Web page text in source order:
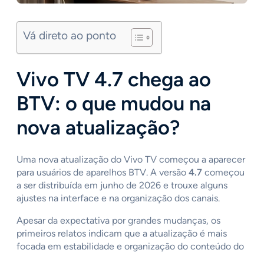
Vá direto ao ponto
Vivo TV 4.7 chega ao
BTV: o que mudou na
nova atualização?
Uma nova atualização do Vivo TV começou a aparecer
para usuários de aparelhos BTV. A versão 4.7 começou
a ser distribuída em junho de 2026 e trouxe alguns
ajustes na interface e na organização dos canais.
Apesar da expectativa por grandes mudanças, os
primeiros relatos indicam que a atualização é mais
focada em estabilidade e organização do conteúdo do